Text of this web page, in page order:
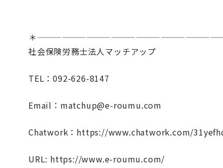
＊
社会保険労務士法人マッチアップ
TEL：092-626-8147
Email：matchup@e-roumu.com
Chatwork：https://www.chatwork.com/
URL: https://www.e-roumu.com/